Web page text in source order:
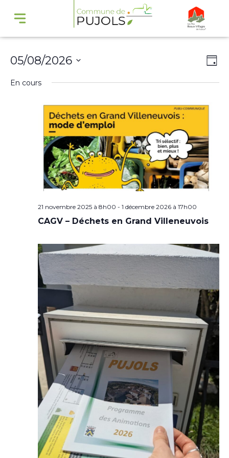
Jour
05/08/2026
En cours
21 novembre 2025 à 8h00 - 1 décembre 2026 à 17h00
CAGV – Déchets en Grand Villeneuvois